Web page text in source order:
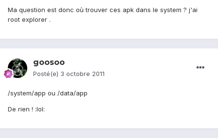
Ma question est donc où trouver ces apk dans le system ? j'ai
root explorer .
goosoo
Posté(e) 3 octobre 2011
/system/app ou /data/app
De rien ! :lol: